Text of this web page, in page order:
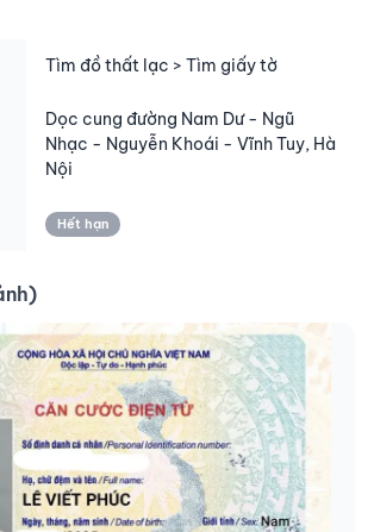
Tìm đồ thất lạc > Tìm giấy tờ
Dọc cung đường Nam Dư - Ngũ
Nhạc - Nguyễn Khoái - Vĩnh Tuy, Hà
Nội
Hết hạn